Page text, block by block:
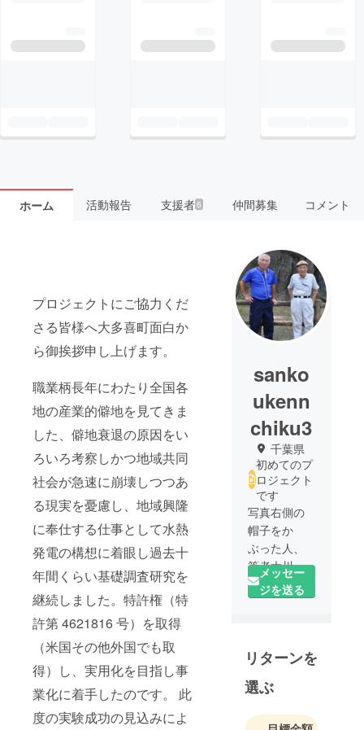
ホーム 活動報告 支援者6 仲間募集 コメント
プロジェクトにご協力くだ
さる皆様へ大多喜町面白か
ら御挨拶申し上げます。
職業柄長年にわたり全国各
地の産業的僻地を見てきま
した、僻地衰退の原因をい
ろいろ考察しかつ地域共同
社会が急速に崩壊しつつあ
る現実を憂慮し、地域興隆
に奉仕する仕事として水熱
発電の構想に着眼し過去十
年間くらい基礎調査研究を
継続しました。特許権（特
許第 4621816 号）を取得
（米国その他外国でも取
得）し、実用化を目指し事
業化に着手したのです。 此
度の実験成功の見込みによ
sanko
ukenn
chiku3
千葉県
初めてのプ
ロジェクト
です
写真右側の
帽子をか
ぶった人、
筆者大川で
す清澄山、
清澄寺にて
性は三晃建
大工棟梁の
略歴：昭和
メッセー
ジを送る
リターンを
選ぶ